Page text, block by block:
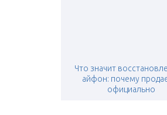
Что значит
айфон: почему
официально